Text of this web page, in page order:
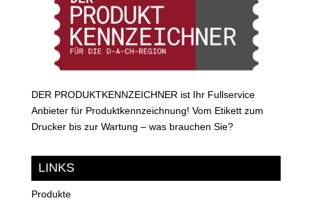
DER PRODUKTKENNZEICHNER ist Ihr Fullservice
Anbieter für Produktkennzeichnung! Vom Etikett zum
Drucker bis zur Wartung – was brauchen Sie?
LINKS
Produkte